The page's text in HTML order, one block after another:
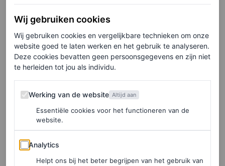
Viveh
Creatief ondernemer, influencer en natuurlijk
columnist Vivian Hoornstartte onlangs haar eigen merk:
Viveh . Naast mooie tops en jurken, biedt ze ook
badkleding geïnspireerd door Vivians favoriete plekken
Ibiza en Kaapstad. Decurve hugging
duurzamer, gerecycled nylon gemaakt van mode-afval,
dat ook nog eens beschermt tegen UV-stralen. Ook is het
materiaal door een innovatieve constructie twee keer zo
bestand tegen chloor en zonnebrand.
Wij gebruiken cookies
Wij gebruiken cookies en vergelijkbare technieken om onze
website goed te laten werken en het gebruik te analyseren.
Deze cookies bevatten geen persoonsgegevens en zijn niet
te herleiden tot jou als individu.
Werking van de website
Werking van de website Altijd aan
Essentiële cookies voor het functioneren van de
website.
Analytics
Analytics
Helpt ons bij het beter begrijpen van het gebruik van